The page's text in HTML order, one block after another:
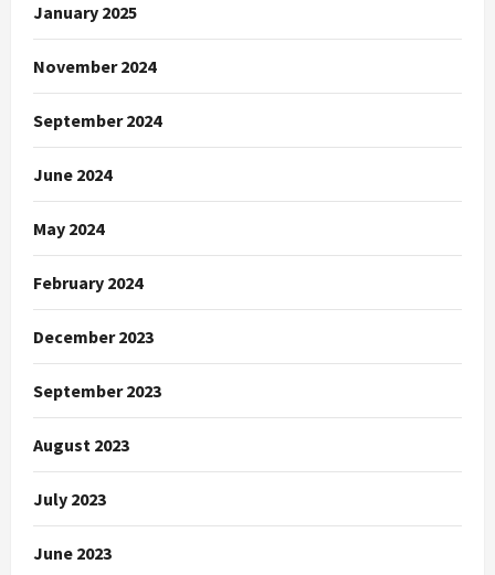
January 2025
November 2024
September 2024
June 2024
May 2024
February 2024
December 2023
September 2023
August 2023
July 2023
June 2023